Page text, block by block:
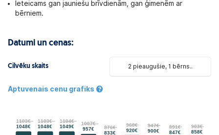
Ieteicams gan jauniešu brīvdienām, gan ģimenēm ar
bērniem.
Datumi un cenas:
Cilvēku skaits 2 pieaugušie, 1 bērns..
Aptuvenais cenu grafiks